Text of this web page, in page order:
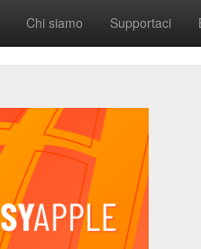
Chi siamo Supportaci